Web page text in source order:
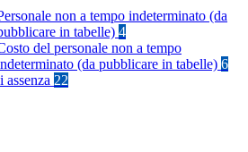
non a tempo indeterminato (da
in tabelle) 4
del personale non a tempo
(da pubblicare in tabelle) 6
assenza 22